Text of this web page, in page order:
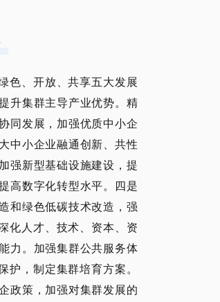
色、开放、共享五大发展
升集群主导产业优势。精
同发展，加强优质中小企
中小企业融通创新、共性
强新型基础设施建设，提
高数字化转型水平。四是
和绿色低碳技术改造，强
化人才、技术、资本、资
力。加强集群公共服务体
护，制定集群培育方案。
政策，加强对集群发展的